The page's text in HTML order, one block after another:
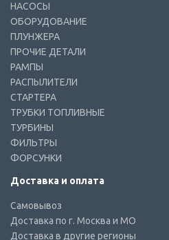
НАСОСЫ
ОБОРУДОВАНИЕ
ПЛУНЖЕРА
ПРОЧИЕ ДЕТАЛИ
РАМПЫ
РАСПЫЛИТЕЛИ
СТАРТЕРА
ТРУБКИ ТОПЛИВНЫЕ
ТУРБИНЫ
ФИЛЬТРЫ
ФОРСУНКИ
Доставка и оплата
Самовывоз
Доставка по г. Москва и МО
Доставка в другие регионы